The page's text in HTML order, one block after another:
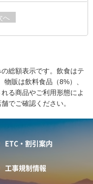
へ
総額表示です。飲食はテ
販は飲料食品（8%）、
る商品やご利用形態によ
でご確認ください。
ETC・割引案内
工事規制情報